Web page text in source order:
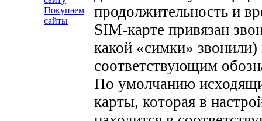
Покупаем
сайты
продолжительность и
SIM-карте привязан
какой «симки»
соответствующим
По умолчанию
карты, которая в